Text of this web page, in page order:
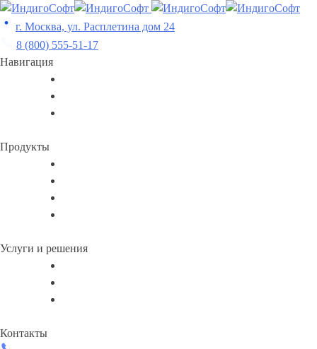
Skip
to
content
г. Москва, ул. Расплетина дом 24
8 (800) 555-51-17
Навигация
Продукты
Услуги и решения
Контакты